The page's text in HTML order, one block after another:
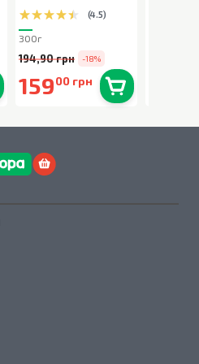
(4.5)
300г
194,90 грн -18%
15900 грн